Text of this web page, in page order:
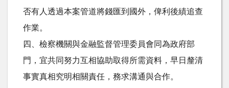
否有人透過本案管道將錢匯到國外，俾利後績追查
作業。
四、檢察機關與金融監督管理委員會同為政府部
門，宜共同努力互相協助取得所需資料，早日釐清
事實真相究明相關責任，務求溝通與合作。